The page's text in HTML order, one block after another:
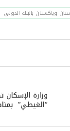
وباكستان بالبنك الدولي
وزارة الإسكان
“الغيطي”